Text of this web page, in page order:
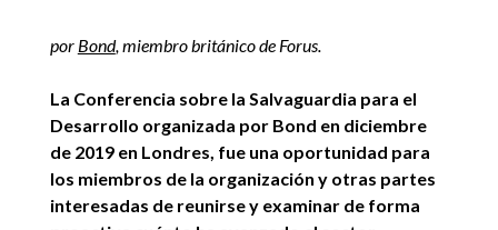
por Bond, miembro británico de Forus.
La Conferencia sobre la Salvaguardia para el
Desarrollo organizada por Bond en diciembre
de 2019 en Londres, fue una oportunidad para
los miembros de la organización y otras partes
interesadas de reunirse y examinar de forma